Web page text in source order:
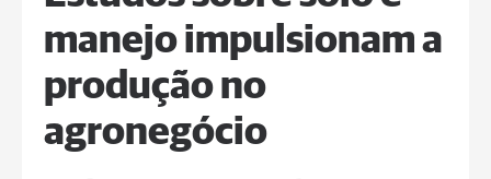
manejo impulsionam a
produção no
agronegócio